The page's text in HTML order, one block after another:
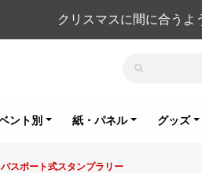
クリスマスに間に合うよ
ント別 紙・パネル グッズ
パスポート式スタンプラリー